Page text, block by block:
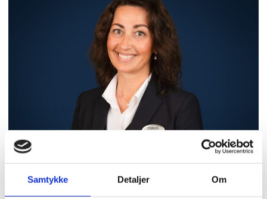
Samtykke Detaljer Om
Maria Aakre